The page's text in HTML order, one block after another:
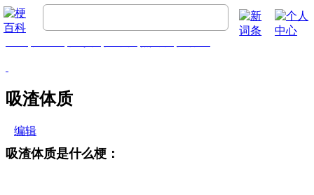
吸渣体质
编辑
吸渣体质是什么梗：